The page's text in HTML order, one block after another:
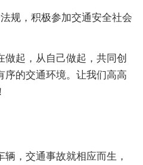
规，积极参加交通安全社会
做起，从自己做起，共同创
序的交通环境。让我们高高
，交通事故就相应而生，